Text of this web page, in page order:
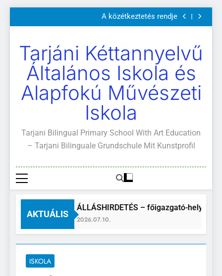
a
Szülői értekezletek 2026. május 04-14.
A közétkeztetés rendje
Kötelező és ajánlott olvasmányok
Szülői értekezletek 2026. május 04-14.
A közétkeztetés rendje
Kötelező és ajánlott olvasmányok
A Mi Világunk!
Tarjáni Kéttannyelvű
Általános Iskola és
Alapfokú Művészeti
Iskola
Tarjani Bilingual Primary School With Art Education
– Tarjani Bilinguale Grundschule Mit Kunstprofil
AKTUÁLIS
ÁLLÁSHIRDETÉS – főigazgató-helyettes
2026.07.10.
ISKOLA